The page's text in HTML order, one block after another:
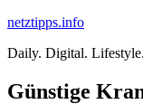
Zum
springen
netztipps.info
Daily. Digital. Lifestyle.
Günstige